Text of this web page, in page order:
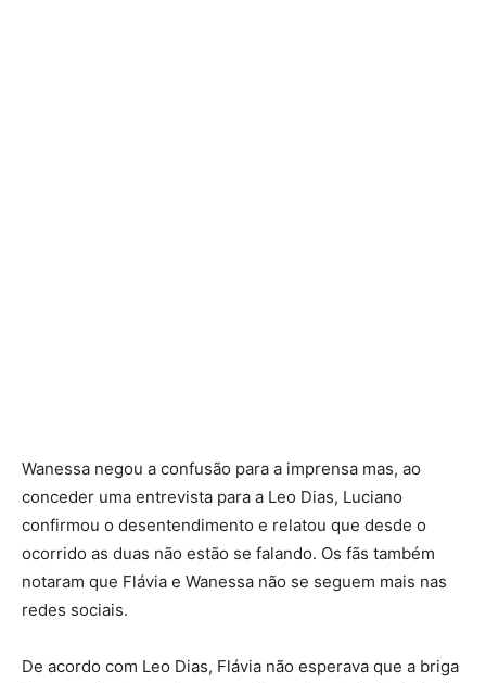
Wanessa negou a confusão para a imprensa mas, ao
conceder uma entrevista para a Leo Dias, Luciano
confirmou o desentendimento e relatou que desde o
ocorrido as duas não estão se falando. Os fãs também
notaram que Flávia e Wanessa não se seguem mais nas
redes sociais.
De acordo com Leo Dias, Flávia não esperava que a briga